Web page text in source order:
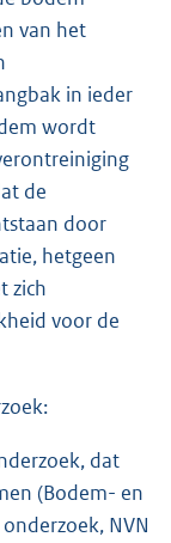
van het
in ieder
wordt
de
door
hetgeen
zich
voor de
dat
(Bodem- en
NVN